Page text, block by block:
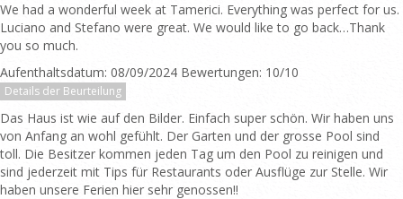
We had a wonderful week at Tamerici. Everything was perfect for us.
Luciano and Stefano were great. We would like to go back…Thank
you so much.
Aufenthaltsdatum: 08/09/2024 Bewertungen: 10/10
Details der Beurteilung
Das Haus ist wie auf den Bilder. Einfach super schön. Wir haben uns
von Anfang an wohl gefühlt. Der Garten und der grosse Pool sind
toll. Die Besitzer kommen jeden Tag um den Pool zu reinigen und
sind jederzeit mit Tips für Restaurants oder Ausflüge zur Stelle. Wir
haben unsere Ferien hier sehr genossen!!